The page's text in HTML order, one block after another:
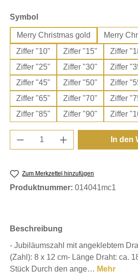
Symbol auswählen
Merry Christmas gold
Merry
Ziffer "10"
Ziffer "15" Ziffer
Ziffer "25"
Ziffer "30" Ziffer
Ziffer "45"
Ziffer "50" Ziffer
Ziffer "65"
Ziffer "70" Ziffer
Ziffer "85"
Ziffer "90" Ziffer
Produkt Anzahl: Gib den
In den
Zum Merkzettel hinzufügen
Produktnummer: 014041mc1
Beschreibung
- Jubiläumszahl mit angeklebtem
(Zahl): 8 x 12 cm- Länge Draht: ca.
Stück Durch den ange… Mehr